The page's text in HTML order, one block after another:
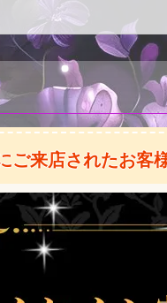
来店されたお客